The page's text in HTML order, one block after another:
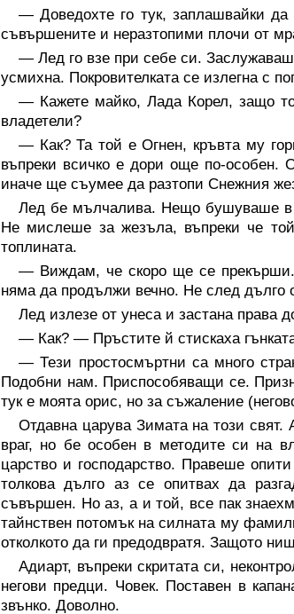
— Доведохте го тук, заплашвайки да
съвършените и неразтопими плочи от
— Лед го взе при себе си.
усмихна. Покровителката се излегна с
— Кажете майко, Лада Корел, защо
владетели?
— Как? Та той е Огнен, кръвта му
въпреки всичко е дори още по-особен.
иначе ще съумее да разтопи Снежния
Лед бе мълчалива. Нещо бушуваше в
Не мислеше за жезъла, въпреки че
топлината.
— Виждам, че скоро ще се
няма да продължи вечно. Не след дълго
Лед излезе от унеса и застана права
— Как? — Пръстите й стискаха
— Тези простосмъртни са много
Подобни нам. Приспособяващи се.
тук е моята орис, но за съжаление
Отдавна царува Зимата на този
враг, но бе особен в методите си на
царство и господарство. Правеше
толкова дълго аз се опитвах да
съвършен. Но аз, а и той, все пак
тайнствен потомък на силната му
отколкото да ги предодвратя. Защото
Адиарт, въпреки скритата си,
негови предци. Човек. Поставен в
звънко. Доволно.